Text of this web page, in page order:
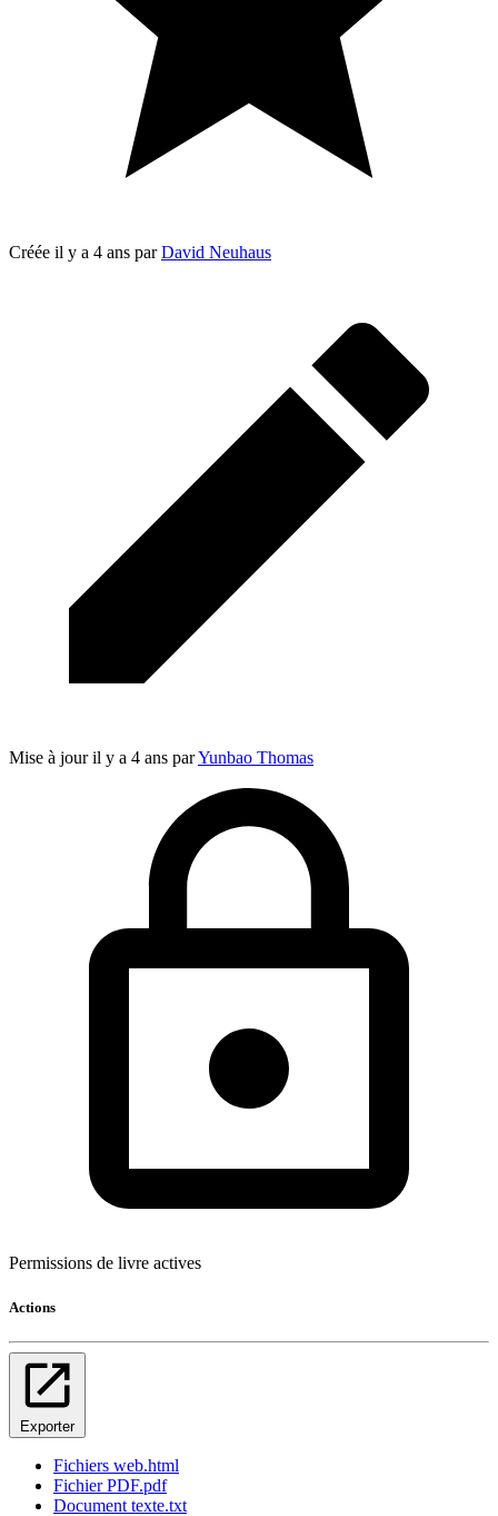
Créée il y a 4 ans parDavid Neuhaus
Mise à jouril y a 4 ans parYunbao Thomas
Permissions de livre actives
Actions
Exporter
Fichiers web.html
Fichier PDF.pdf
Document texte.txt